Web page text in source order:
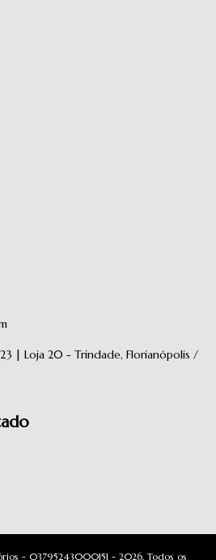
| Loja 20 - Trindade, Florianópolis /
- 03795243000151 - 2026. Todos os